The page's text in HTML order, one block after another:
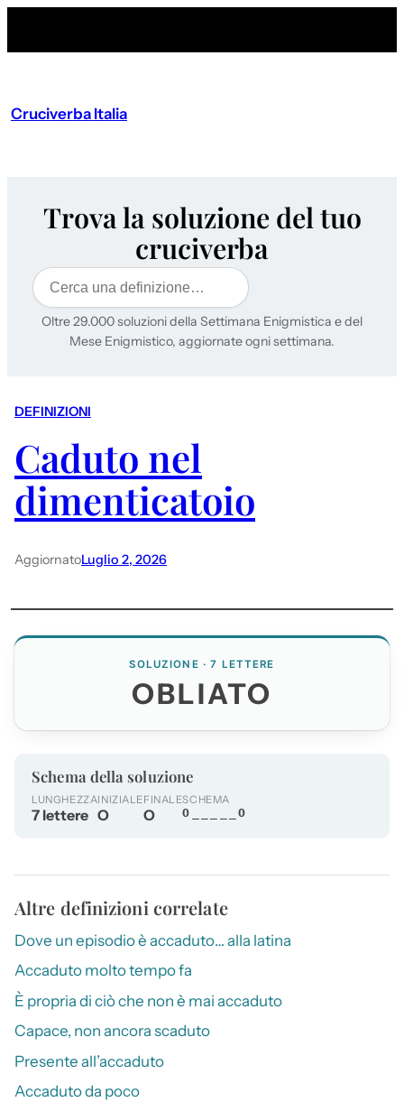
Cruciverba Italia
Trova la soluzione del tuo
cruciverba
Cerca
Oltre 29.000 soluzioni della Settimana Enigmistica e del
Mese Enigmistico, aggiornate ogni settimana.
DEFINIZIONI
Caduto nel
dimenticatoio
AggiornatoLuglio 2, 2026
SOLUZIONE · 7 LETTERE
OBLIATO
Schema della soluzione
LUNGHEZZA
7 lettere
INIZIALE
O
FINALE
O
SCHEMA
O_____O
Altre definizioni correlate
Dove un episodio è accaduto… alla latina
Accaduto molto tempo fa
È propria di ciò che non è mai accaduto
Capace, non ancora scaduto
Presente all’accaduto
Accaduto da poco